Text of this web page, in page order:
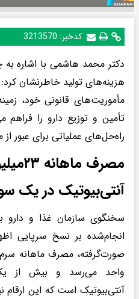
کدخبر: 3213570
دکتر محمد هاشمی با اشاره
هزینه‌های تولید خاطرنشان
مأموریت‌های قانونی خود،
تأمین و توزیع دارو را فراهم
راه‌حل‌های عملیاتی برای عبور
مصرف ماهانه ۲۳میلیون سِرم در کشور
آنتی‌بیوتیک در یک
سخنگوی سازمان غذا و دارو
انجام‌شده بر نسخ سرپایی
واحد می‌رسد و بیش از
آنتی‌بیوتیک است که این ارقام